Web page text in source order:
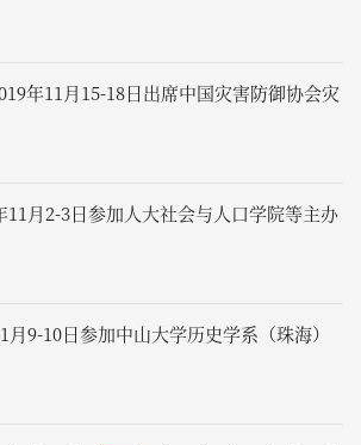
研究与新史学”等三场学术报告
年11月15-18日出席中国灾害防御协会灾
十六届年会暨中国灾害研究七十年学术
11月2-3日参加人大社会与人口学院等主办
时代论坛暨“实践社会科学与中国研究”
月9-10日参加中山大学历史学系（珠海）
野下的近代中国与世界“会议